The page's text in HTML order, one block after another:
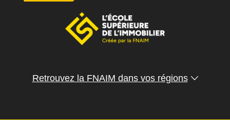
Retrouvez la FNAIM dans vos régions